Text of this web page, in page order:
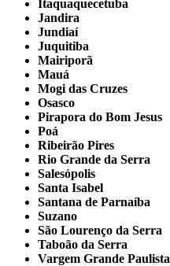
Itaquaquecetuba
Jandira
Jundiaí
Juquitiba
Mairiporã
Mauá
Mogi das Cruzes
Osasco
Pirapora do Bom Jesus
Poá
Ribeirão Pires
Rio Grande da Serra
Salesópolis
Santa Isabel
Santana de Parnaíba
Suzano
São Lourenço da Serra
Taboão da Serra
Vargem Grande Paulista